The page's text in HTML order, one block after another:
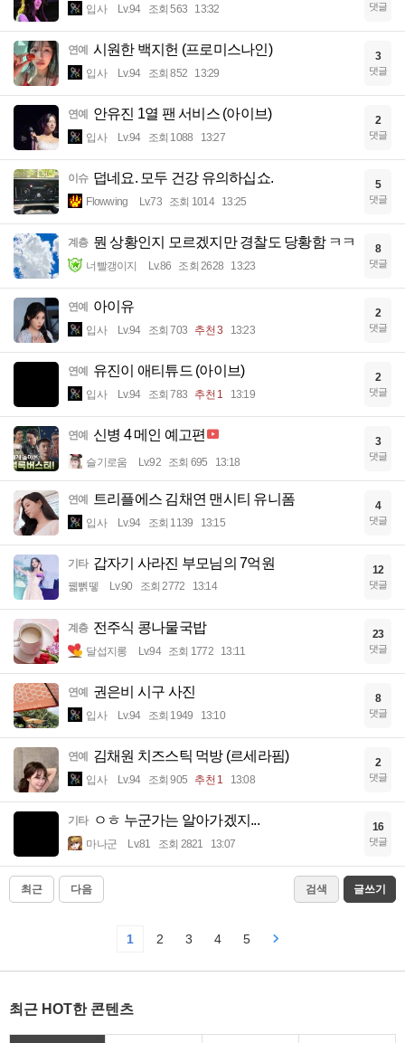
입사 Lv.94 조회 563 13:32 댓글
연예 시원한 백지헌 (프로미스나인)
입사 Lv.94 조회 852 13:29
3
댓글
연예 안유진 1열 팬 서비스 (아이브)
입사 Lv.94 조회 1088 13:27
2
댓글
이슈 덥네요. 모두 건강 유의하십쇼.
Flowwing Lv.73 조회 1014 13:25
5
댓글
계층 뭔 상황인지 모르겠지만 경찰도 당황함 ㅋㅋ
너빨갱이지 Lv.86 조회 2628 13:23
8
댓글
연예 아이유
입사 Lv.94 조회 703 추천 3 13:23
2
댓글
연예 유진이 애티튜드 (아이브)
입사 Lv.94 조회 783 추천 1 13:19
2
댓글
연예 신병 4 메인 예고편
슬기로움 Lv.92 조회 695 13:18
3
댓글
연예 트리플에스 김채연 맨시티 유니폼
입사 Lv.94 조회 1139 13:15
4
댓글
기타 갑자기 사라진 부모님의 7억원
꿻뻵뗗 Lv.90 조회 2772 13:14
12
댓글
계층 전주식 콩나물국밥
달섭지롱 Lv.94 조회 1772 13:11
23
댓글
연예 권은비 시구 사진
입사 Lv.94 조회 1949 13:10
8
댓글
연예 김채원 치즈스틱 먹방 (르세라핌)
입사 Lv.94 조회 905 추천 1 13:08
2
댓글
기타 ㅇㅎ 누군가는 알아가겠지...
마나군 Lv.81 조회 2821 13:07
16
댓글
최근 다음 검색 글쓰기
1 2 3 4 5
최근 HOT한 콘텐츠